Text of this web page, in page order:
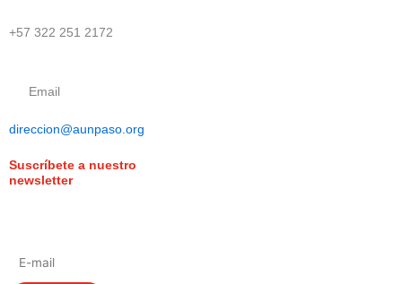
+57 322 251 2172
Email
direccion@aunpaso.org
Suscríbete a nuestro
newsletter